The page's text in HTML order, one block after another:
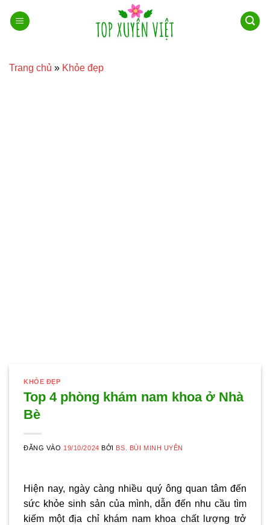
qua
Trang chủ » Khỏe đẹp
KHỎE ĐẸP
Top 4 phòng khám nam khoa ở Nhà
Bè
ĐĂNG VÀO 19/10/2024 BỞI BS. BÙI MINH UYÊN
Hiện nay, ngày càng nhiều quý ông quan tâm đến
sức khỏe sinh sản của mình, dẫn đến nhu cầu tìm
kiếm một địa chỉ khám nam khoa chất lượng trở